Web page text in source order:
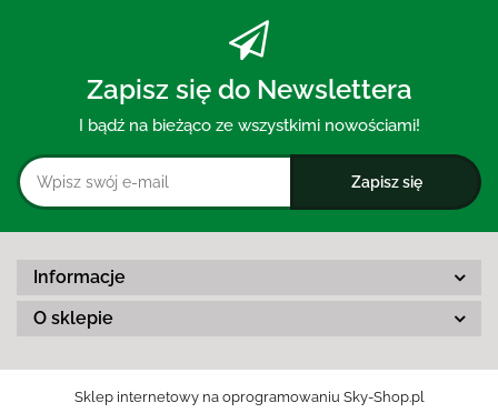
Zapisz się do Newslettera
I bądź na bieżąco ze wszystkimi nowościami!
Informacje
O sklepie
Sklep internetowy na oprogramowaniu Sky-Shop.pl